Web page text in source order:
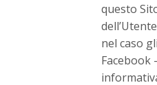
questo
nel caso
Facebook